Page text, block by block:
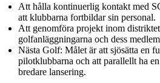
Att hålla kontinuerlig kontakt med
att klubbarna fortbildar sin personal.
Att genomföra projekt inom
golfanläggningarna och dess
Nästa Golf: Målet är att sjösätta en
pilotklubbarna och att parallellt ha
bredare lansering.